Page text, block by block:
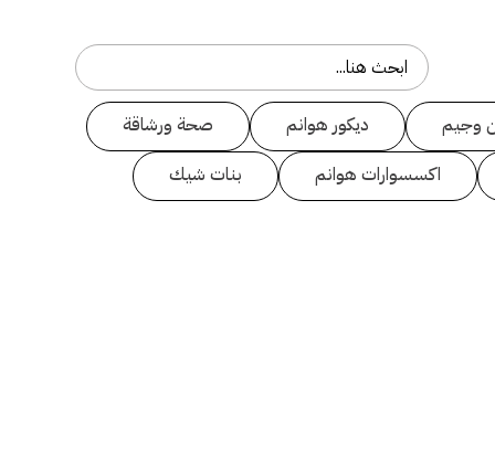
وجيم ديكور هوانم
صحة ورشاقة
اكسسوارات هوانم
بنات شيك